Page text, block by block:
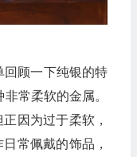
回顾一下纯银的特
常柔软的金属。
因为过于柔软，
常佩戴的饰品，